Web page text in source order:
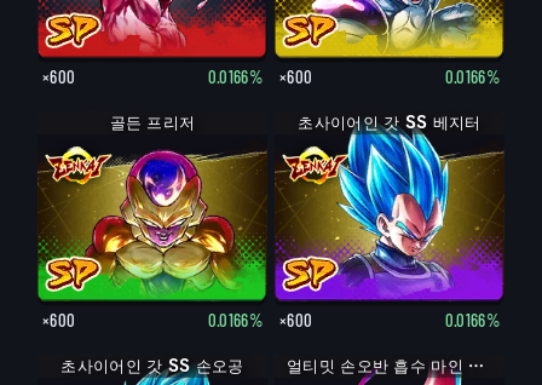
×600 0.0166% ×600 0.0166%
골든 프리저
×600 0.0166%
초사이어인 갓 SS 베지터
×600 0.0166%
초사이어인 갓 SS 손오공 얼티밋 손오반 흡수 마인 부우